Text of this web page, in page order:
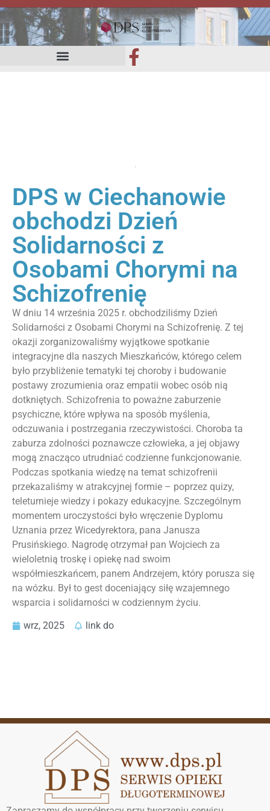
DPS w Ciechanowie
obchodzi Dzień
Solidarności z
Osobami Chorymi na
Schizofrenię
W dniu 14 września 2025 r. obchodziliśmy Dzień
Solidarności z Osobami Chorymi na Schizofrenię. Z tej
okazji zorganizowaliśmy wyjątkowe spotkanie
integracyjne dla naszych Mieszkańców, którego celem
było przybliżenie tematyki tej choroby i budowanie
postawy zrozumienia oraz empatii wobec osób nią
dotkniętych. Schizofrenia to poważne zaburzenie
psychiczne, które wpływa na sposób myślenia,
odczuwania i postrzegania rzeczywistości. Choroba ta
zaburza zdolności poznawcze człowieka, a jej objawy
mogą znacząco utrudniać codzienne funkcjonowanie.
Podczas spotkania wiedzę na temat schizofrenii
przekazaliśmy w atrakcyjnej formie – poprzez quizy,
teleturnieje wiedzy i pokazy edukacyjne. Szczególnym
momentem uroczystości było wręczenie Dyplomu
Uznania przez Wicedyrektora, pana Janusza
Prusińskiego. Nagrodę otrzymał pan Wojciech za
wieloletnią troskę i opiekę nad swoim
współmieszkańcem, panem Andrzejem, który porusza się
na wózku. Był to gest doceniający siłę wzajemnego
wsparcia i solidarności w codziennym życiu.
wrz, 2025 link do